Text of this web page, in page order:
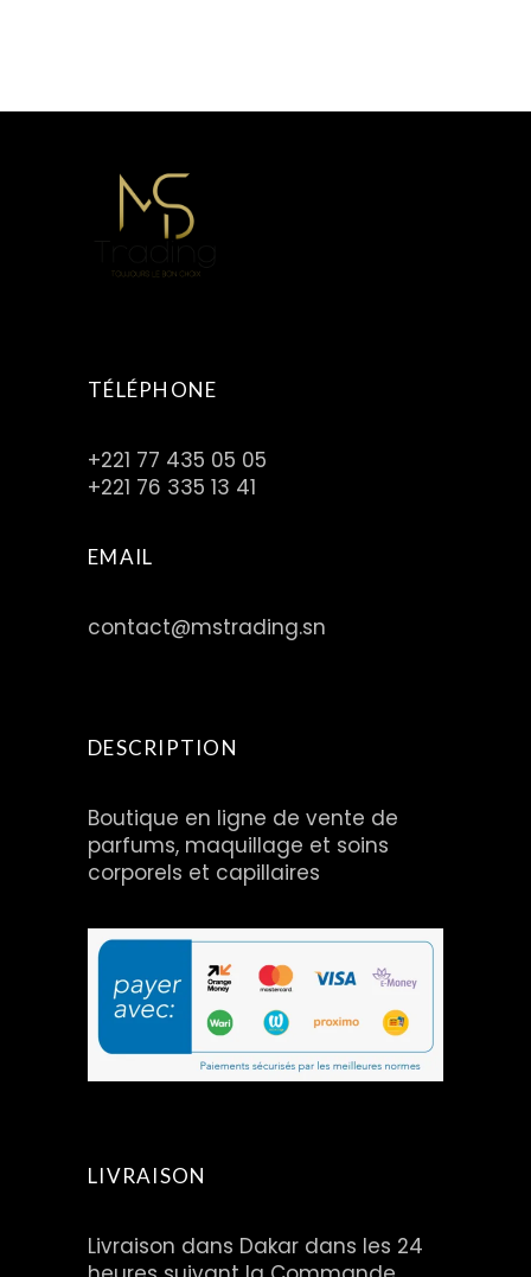
TÉLÉPHONE
+221 77 435 05 05
+221 76 335 13 41
EMAIL
contact@mstrading.sn
DESCRIPTION
Boutique en ligne de vente de
parfums, maquillage et soins
corporels et capillaires
LIVRAISON
Livraison dans Dakar dans les 24